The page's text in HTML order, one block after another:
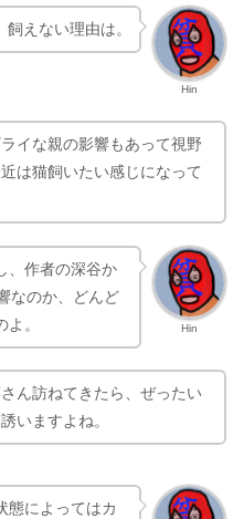
Hin
えない理由は。
イな親の影響もあって視野
は猫飼いたい感じになって
Hin
、作者の深谷か
なのか、どんど
。
ん訪ねてきたら、ぜったい
いますよね。
態によってはカ